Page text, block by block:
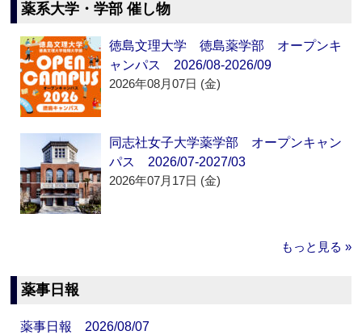
薬系大学・学部 催し物
徳島文理大学 徳島薬学部 オープンキ
ャンパス 2026/08-2026/09
2026年08月07日 (金)
同志社女子大学薬学部 オープンキャン
パス 2026/07-2027/03
2026年07月17日 (金)
もっと見る »
薬事日報
薬事日報 2026/08/07